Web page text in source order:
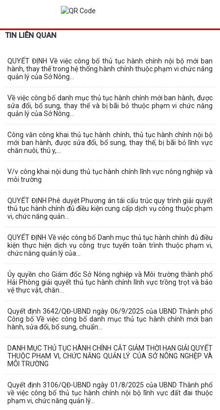
TIN LIÊN QUAN
QUYẾT ĐỊNH Về việc công bố thủ tục hành chính nội bộ mới ban
hành, thay thế trong hệ thống hành chính thuộc phạm vi chức năng
quản lý của Sở Nông...
Về việc công bố danh mục thủ tục hành chính mới ban hành, được
sửa đổi, bổ sung, thay thế và bị bãi bỏ thuộc phạm vi chức năng
quản lý của Sở Nông...
Công văn công khai thủ tục hành chính, thủ tục hành chính nội bộ
mới ban hành, được sửa đổi, bổ sung, thay thế, bị bãi bỏ lĩnh vực
chăn nuôi, thú y,...
V/v công khai nội dung thủ tục hành chính lĩnh vực nông nghiệp và
môi trường
QUYẾT ĐỊNH Phê duyệt Phương án tái cấu trúc quy trình giải quyết
thủ tục hành chính đủ điều kiện cung cấp dịch vụ công thuộc phạm
vi, chức năng quản...
QUYẾT ĐỊNH Về việc công bố Danh mục thủ tục hành chính đủ điều
kiện thực hiện dịch vụ công trực tuyến toàn trình thuộc phạm vi,
chức năng quản lý của...
Ủy quyền cho Giám đốc Sở Nông nghiệp và Môi trường thành phố
Hải Phòng giải quyết thủ tục hành chính lĩnh vực trồng trọt và bảo
vệ thực vật, chăn...
Quyết định 3642/QĐ-UBND ngày 06/9/2025 của UBND Thành phố
Công bố Về việc công bố danh mục thủ tục hành chính mới ban
hành, sửa đổi, bổ sung, chuẩn...
DANH MỤC THỦ TỤC HÀNH CHÍNH CẮT GIẢM THỜI HẠN GIẢI QUYẾT
THUỘC PHẠM VI, CHỨC NĂNG QUẢN LÝ CỦA SỞ NÔNG NGHỆP VÀ
MÔI TRƯỜNG
Quyết định 3106/QĐ-UBND ngày 01/8/2025 của UBND Thành phố
về việc công bố thủ tục hành chính nội bộ lĩnh vực đất đai thuộc
phạm vi, chức năng quản lý...